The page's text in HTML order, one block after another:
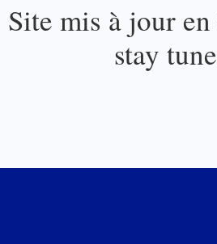
Site mis à jour
stay